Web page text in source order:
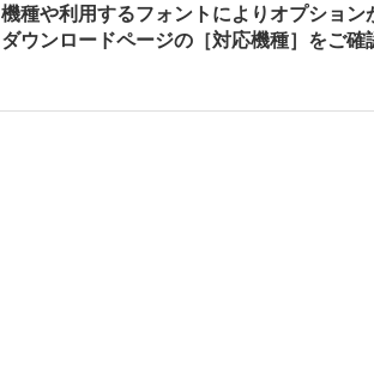
機種や利用するフォントによりオプション
ダウンロードページの［対応機種］をご確